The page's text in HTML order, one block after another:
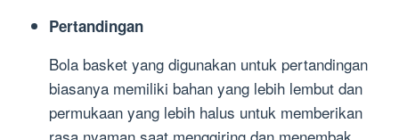
Pertandingan
Bola basket yang digunakan untuk pertandingan
biasanya memiliki bahan yang lebih lembut dan
permukaan yang lebih halus untuk memberikan